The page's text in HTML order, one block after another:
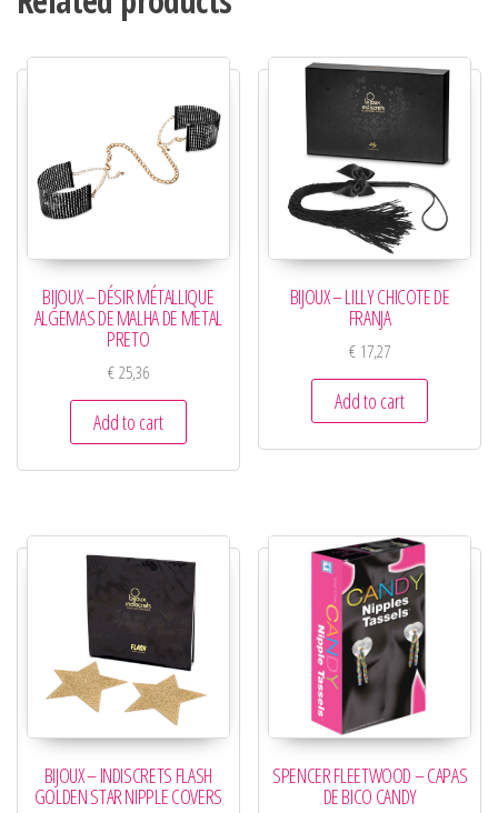
BIJOUX – DÉSIR MÉTALLIQUE
ALGEMAS DE MALHA DE METAL
PRETO
€25,36
Add to cart
BIJOUX – LILLY CHICOTE DE
FRANJA
€ 17,27
Add to cart
BIJOUX – INDISCRETS FLASH
GOLDEN STAR NIPPLE COVERS
SPENCER FLEETWOOD – CAPAS
DE BICO CANDY